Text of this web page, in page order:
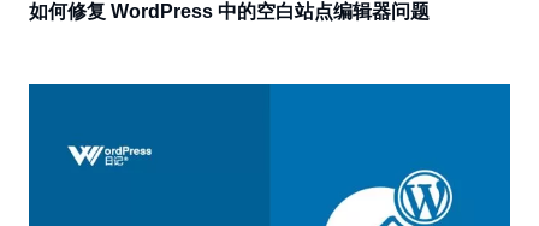
如何修复 WordPress 中的空白站点编辑器问题